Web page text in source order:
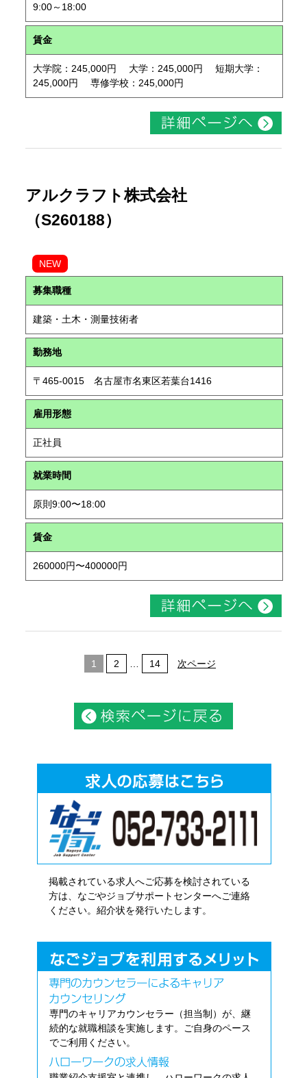
9:00～18:00
賃金
大学院：245,000円 大学：245,000円 短期大学：
245,000円 専修学校：245,000円
アルクラフト株式会社
（S260188）
NEW
募集職種
建築・土木・測量技術者
勤務地
〒465-0015 名古屋市名東区若葉台1416
雇用形態
正社員
就業時間
原則9:00〜18:00
賃金
260000円〜400000円
1 2 14 次ページ
掲載されている求人へご応募を検討されている
方は、なごやジョブサポートセンターへご連絡
ください。紹介状を発行いたします。
専門のキャリアカウンセラー（担当制）が、継
続的な就職相談を実施します。ご自身のペース
でご利用ください。